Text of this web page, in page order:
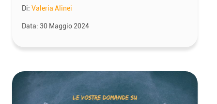
Di: Valeria Alinei
Data: 30 Maggio 2024